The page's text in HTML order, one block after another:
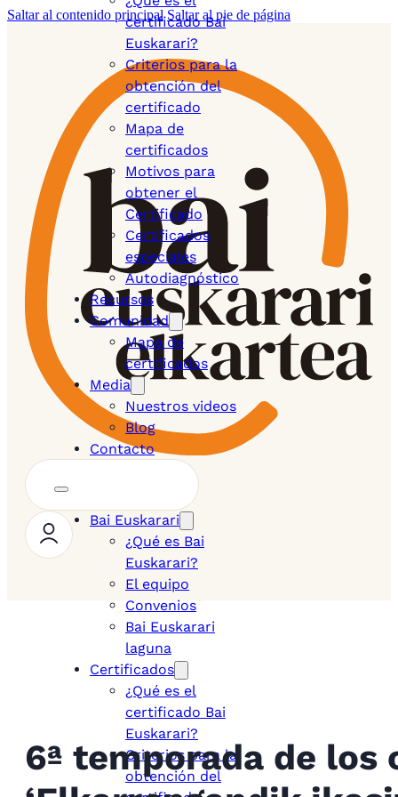
Saltar al contenido principal Saltar al pie de página
certificado Bai
Euskarari?
Criterios para la
obtención del
certificado
Mapa de
certificados
Motivos para
obtener el
Certificado
Certificados
especiales
Autodiagnóstico
Recursos
Comunidad
Mapa de
certificados
Media
Nuestros videos
Blog
Contacto
Bai Euskarari
¿Qué es Bai
Euskarari?
El equipo
Convenios
Bai Euskarari
laguna
Certificados
¿Qué es el
certificado Bai
Euskarari?
Criterios para la
obtención del
6ª temporada de los